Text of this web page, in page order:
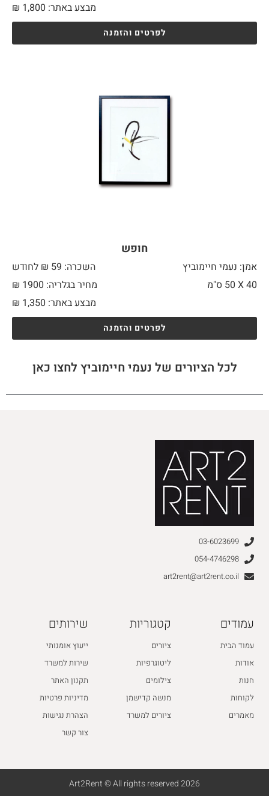
מבצע באתר:
₪ 1,800
לפרטים והזמנה
חופש
אמן: נעמי חיימוביץ
השכרה: 59 ₪ לחודש
40 X
מחיר בגלריה: 1900 ₪
מבצע באתר:
₪ 1,350
לפרטים והזמנה
לכל הציורים של נעמי חיימוביץ לחצו כאן
03-6023699
054-4746298
art2rent@art2rent.co.il
עמודים
עמוד הבית
אודות
חנות
לקוחות
מאמרים
קטגוריות
ציורים
ליטוגרפיות
צילומים
מנשה קדישמן
ציורים למשרד
שירותים
ייעוץ אומנותי
שירות למשרד
תקנון האתר
מדיניות פרטיות
הצהרת נגישות
צור קשר
2026 Art2Rent © All rights reserved